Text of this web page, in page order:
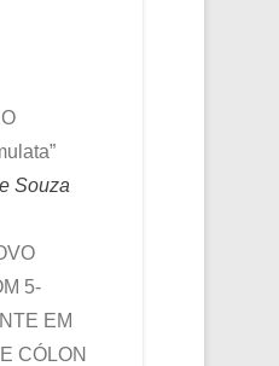
Souza
5-
EM
CÓLON